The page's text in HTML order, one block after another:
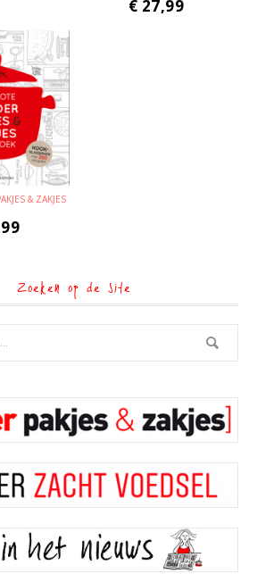
€ 27,99
& ZAKJES
Zoeken op de site